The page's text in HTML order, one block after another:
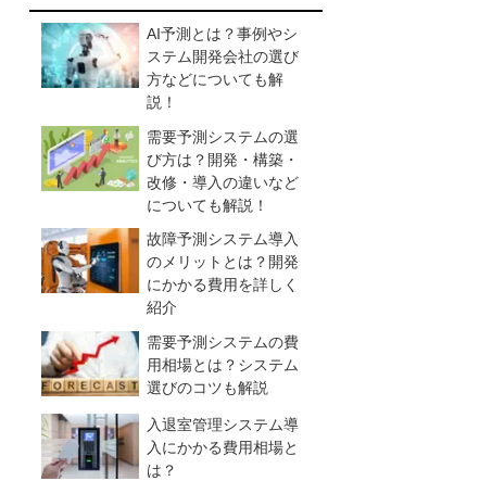
AI予測とは？事例やシ
ステム開発会社の選び
方などについても解
説！
需要予測システムの選
び方は？開発・構築・
改修・導入の違いなど
についても解説！
故障予測システム導入
のメリットとは？開発
にかかる費用を詳しく
紹介
需要予測システムの費
用相場とは？システム
選びのコツも解説
入退室管理システム導
入にかかる費用相場と
は？